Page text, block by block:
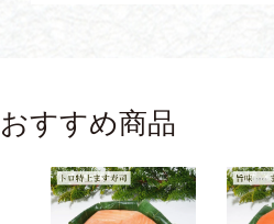
おすすめ商品